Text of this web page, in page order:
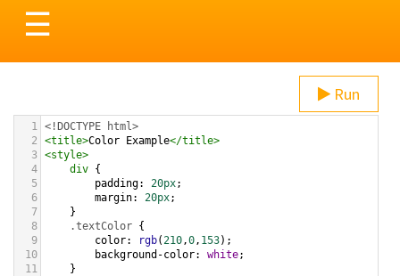
Toggle
navigation
☰
Run
1 <!DOCTYPE html>
2
<title>Color Example</title>
3 <style>
4
div {
5
padding: 20px;
6
margin: 20px;
7
}
8
.textColor {
9
color: rgb(210,0, 153);
10
background-color: white;
11
}